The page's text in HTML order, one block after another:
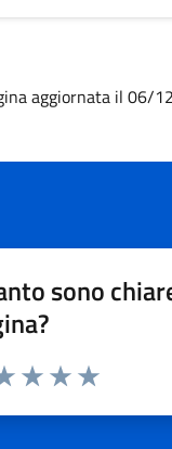
aggiornata il 06/
sono
1 a 5 stelle la pagina